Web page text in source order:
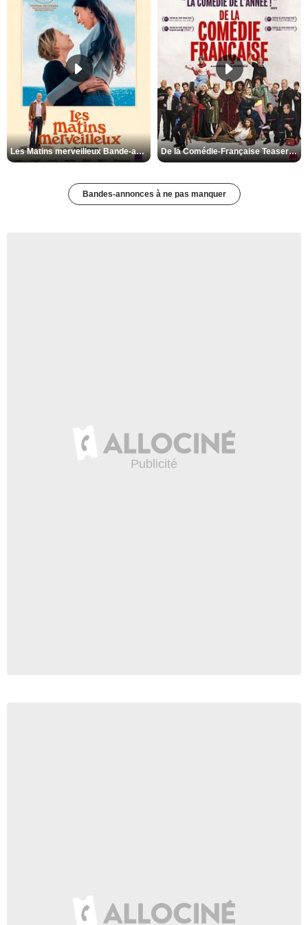
Les Matins merveilleux Bande-annonce VF De la Comédie-Française Teaser VF
Bandes-annonces à ne pas manquer